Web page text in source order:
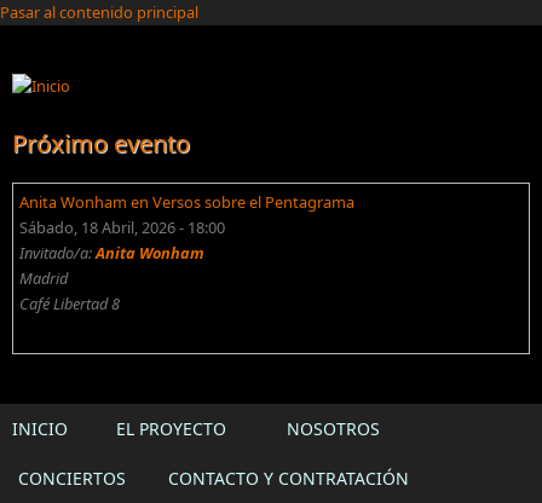
Pasar al contenido principal
Próximo evento
Anita Wonham en Versos sobre el Pentagrama
Sábado, 18 Abril, 2026 - 18:00
Invitado/a:Anita Wonham
Madrid
Café Libertad 8
INICIO EL PROYECTO NOSOTROS
CONCIERTOS CONTACTO Y CONTRATACIÓN